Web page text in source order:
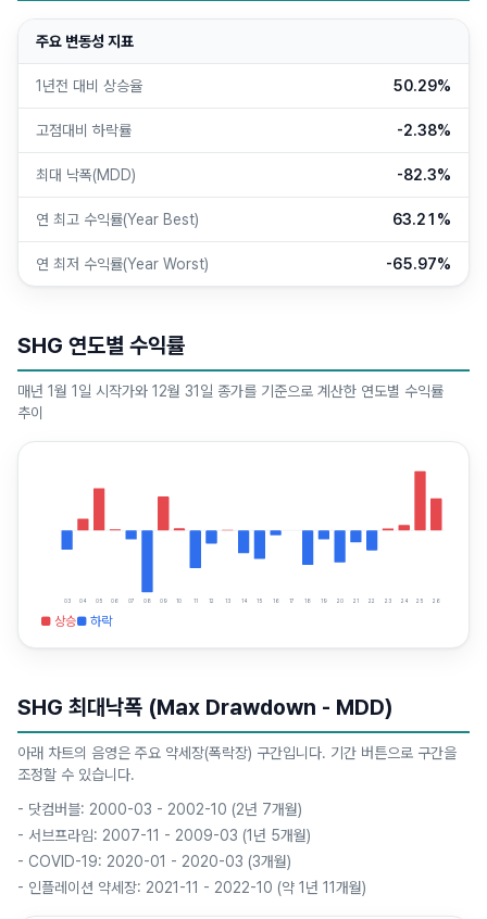
주요 변동성 지표
1년전 대비 상승율 50.29%
고점대비 하락률 -2.38%
최대 낙폭(MDD) -82.3%
연 최고 수익률(Year Best) 63.21%
연 최저 수익률(Year Worst) -65.97%
SHG 연도별 수익률
매년 1월 1일 시작가와 12월 31일 종가를 기준으로 계산한 연도별 수익률
추이
03 04 05 06 07 08 09 10 11 12 13 14 15 16 17 18 19 20 21 22 23 24 25 26
■ 상승■ 하락
SHG 최대낙폭 (Max Drawdown - MDD)
아래 차트의 음영은 주요 약세장(폭락장) 구간입니다. 기간 버튼으로 구간을
조정할 수 있습니다.
- 닷컴버블: 2000-03 - 2002-10 (2년 7개월)
- 서브프라임: 2007-11 - 2009-03 (1년 5개월)
- COVID-19: 2020-01 - 2020-03 (3개월)
- 인플레이션 약세장: 2021-11 - 2022-10 (약 1년 11개월)